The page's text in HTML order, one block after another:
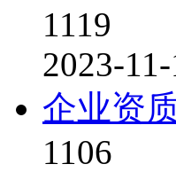
1119
2023-
企业资
1106